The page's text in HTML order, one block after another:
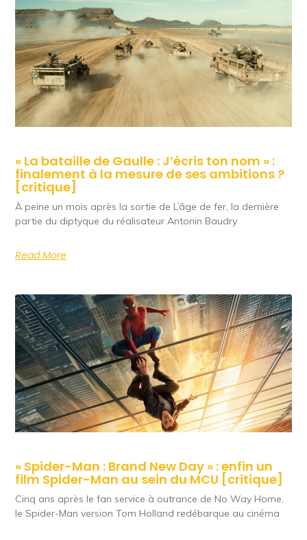
« La bataille de Gaulle : J’écris ton nom » :
finalement à la mesure de ses ambitions ?
[critique]
À peine un mois après la sortie de L’âge de fer, la dernière
partie du diptyque du réalisateur Antonin Baudry
Read More
« Spider-Man : Brand New Day » : enfin un
film Spider-Man au sein du MCU [critique]
Cinq ans après le fan service à outrance de No Way Home,
le Spider-Man version Tom Holland redébarque au cinéma